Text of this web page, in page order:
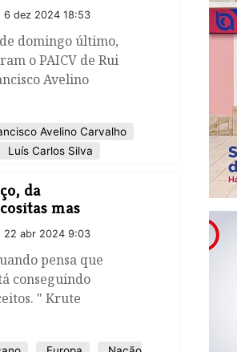
6 dez 2024 18:53
domingo último,
o PAICV de Rui
Avelino
Avelino Carvalho
Luís Carlos Silva
da
mas
22 abr 2024 9:03
pensa que
conseguindo
" Krute